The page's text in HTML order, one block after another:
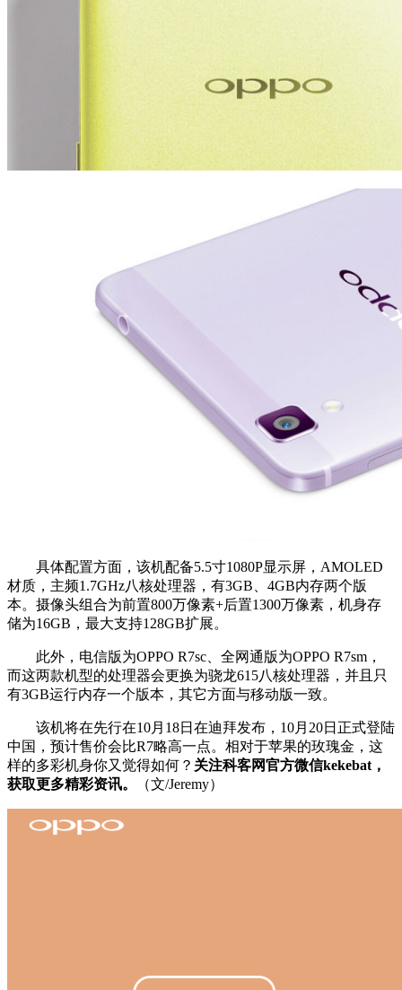
具体配置方面，该机配备5.5寸1080P显示屏，AMOLED
材质，主频1.7GHz八核处理器，有3GB、4GB内存两个版
本。摄像头组合为前置800万像素+后置1300万像素，机身存
储为16GB，最大支持128GB扩展。
此外，电信版为OPPO R7sc、全网通版为OPPO R7sm，
而这两款机型的处理器会更换为骁龙615八核处理器，并且只
有3GB运行内存一个版本，其它方面与移动版一致。
该机将在先行在10月18日在迪拜发布，10月20日正式登陆
中国，预计售价会比R7略高一点。相对于苹果的玫瑰金，这
样的多彩机身你又觉得如何？ 关注科客网官方微信kekebat，
获取更多精彩资讯。
（文/Jeremy）